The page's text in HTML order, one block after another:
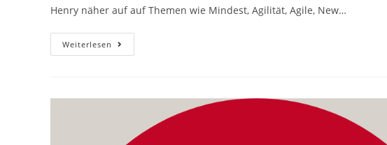
Henry näher auf auf Themen wie Mindest, Agilität, Agile, New…
Weiterlesen Podcast
Tipp